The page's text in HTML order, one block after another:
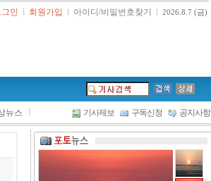
인 l 회원가입 l 아이디/비밀번호찾기 l 2026.8.7 (금)
뉴스 l 기사제보 구독신청 공지사항